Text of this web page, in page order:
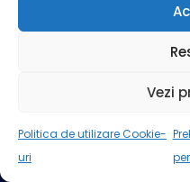
Vezi
Politica de utilizare Cookie-
uri
Politici legale
POLITICA DE UTILIZARE